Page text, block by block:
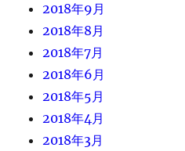
2018年9月
2018年8月
2018年7月
2018年6月
2018年5月
2018年4月
2018年3月